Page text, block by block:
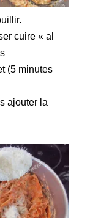
cuire « al
(5 minutes
ajouter la